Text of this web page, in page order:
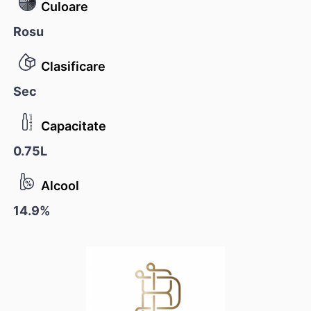
Culoare
Rosu
Clasificare
Sec
Capacitate
0.75L
Alcool
14.9%